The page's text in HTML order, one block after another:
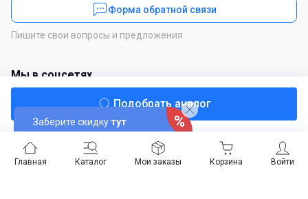
Главная Каталог Войти
Мои заказы Корзина
Подобрать аналог
Заберите скидкутут
Форма обратной связи
Пишите свои вопросы и предложения
Мы в соцсетях
Скачайте приложение